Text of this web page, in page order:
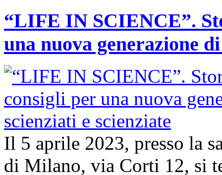
“LIFE IN SCIENCE”.
una nuova generazione
Il 5 aprile 2023, presso la
di Milano, via Corti 12, si